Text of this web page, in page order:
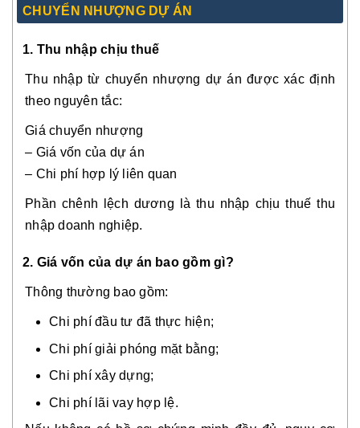
CHUYỂN NHƯỢNG DỰ ÁN
1. Thu nhập chịu thuế
Thu nhập từ chuyển nhượng dự án được xác định
theo nguyên tắc:
Giá chuyển nhượng
– Giá vốn của dự án
– Chi phí hợp lý liên quan
Phần chênh lệch dương là thu nhập chịu thuế thu
nhập doanh nghiệp.
2. Giá vốn của dự án bao gồm gì?
Thông thường bao gồm:
Chi phí đầu tư đã thực hiện;
Chi phí giải phóng mặt bằng;
Chi phí xây dựng;
Chi phí lãi vay hợp lệ.